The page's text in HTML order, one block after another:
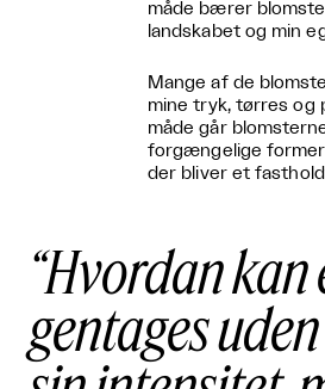
måde bærer
landskabet og min
Mange af de
mine tryk, tørres og
måde går
forgængelige former
der bliver et
Hvordan kan
gentages